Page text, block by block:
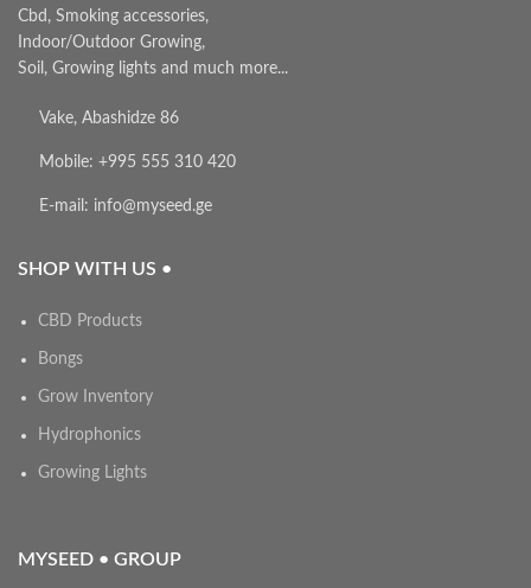
Cbd, Smoking accessories,
Indoor/Outdoor Growing,
Soil, Growing lights and much more...
Vake, Abashidze 86
Mobile: +995 555 310 420
E-mail: info@myseed.ge
SHOP WITH US •
CBD Products
Bongs
Grow Inventory
Hydrophonics
Growing Lights
MYSEED • GROUP